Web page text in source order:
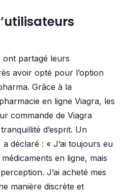
ont partagé leurs
avoir opté pour l’option
Grâce à la
en ligne Viagra, les
commande de Viagra
d’esprit. Un
déclaré : « J’ai toujours eu
en ligne, mais
J’ai acheté mes
manière discrète et